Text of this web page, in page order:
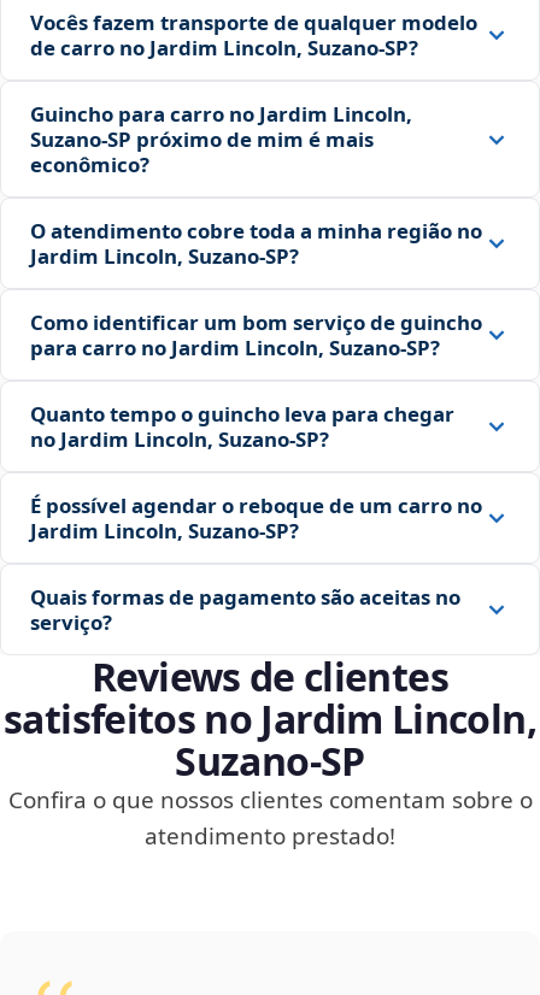
Vocês fazem transporte de qualquer modelo
de carro no Jardim Lincoln, Suzano‑SP?
Guincho para carro no Jardim Lincoln,
Suzano‑SP próximo de mim é mais
econômico?
O atendimento cobre toda a minha região no
Jardim Lincoln, Suzano‑SP?
Como identificar um bom serviço de guincho
para carro no Jardim Lincoln, Suzano‑SP?
Quanto tempo o guincho leva para chegar
no Jardim Lincoln, Suzano‑SP?
É possível agendar o reboque de um carro no
Jardim Lincoln, Suzano‑SP?
Quais formas de pagamento são aceitas no
serviço?
Reviews de clientes
satisfeitos no Jardim Lincoln,
Suzano‑SP
Confira o que nossos clientes comentam sobre o
atendimento prestado!